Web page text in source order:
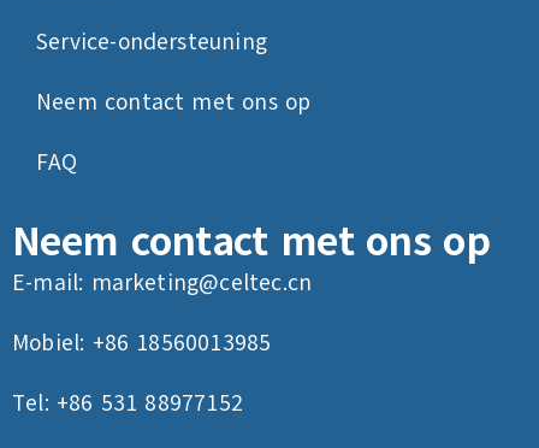
Service-ondersteuning
Neem contact met ons op
FAQ
Neem contact met ons op
E-mail: marketing@celtec.cn
Mobiel: +86 18560013985
Tel: +86 531 88977152